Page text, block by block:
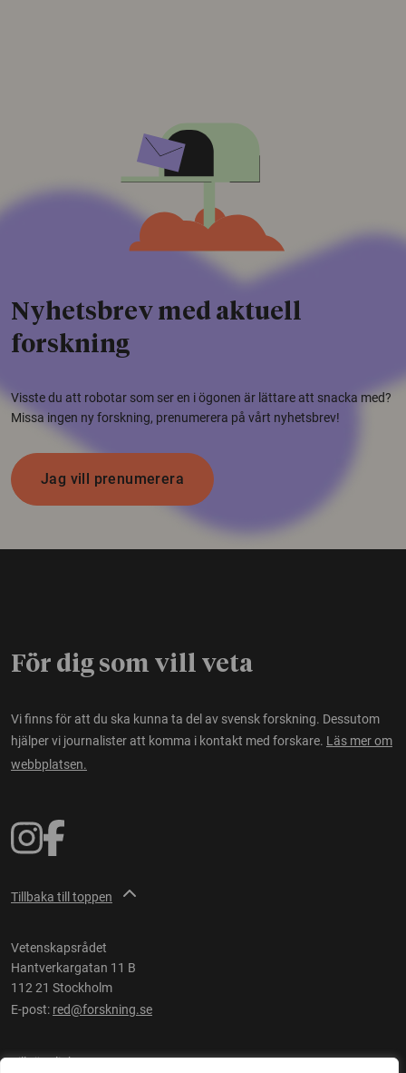
Nyhetsbrev med aktuell
forskning
Visste du att robotar som ser en i ögonen är lättare att snacka med?
Missa ingen ny forskning, prenumerera på vårt nyhetsbrev!
Jag vill prenumerera
För dig som vill veta
Vi finns för att du ska kunna ta del av svensk forskning. Dessutom
hjälper vi journalister att komma i kontakt med forskare. Läs mer om
webbplatsen.
Tillbaka till toppen
Vetenskapsrådet
Hantverkargatan 11 B
112 21 Stockholm
E-post: red@forskning.se
Tillgänglighet